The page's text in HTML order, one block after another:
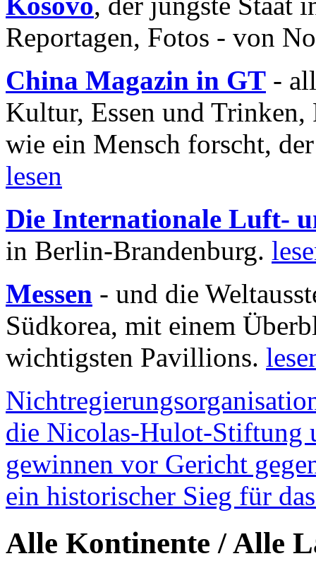
Reportagen, Fotos - von
China Magazin in GT -
Kultur, Essen und
wie ein Mensch forscht,
lesen
Die Internationale Luft-
in Berlin-Brandenburg.
Messen - und die
Südkorea, mit einem
wichtigsten Pavillions.
die Nicolas-Hulot-Stiftung
gewinnen vor Gericht
ein historischer Sieg für
Alle Kontinente / Alle